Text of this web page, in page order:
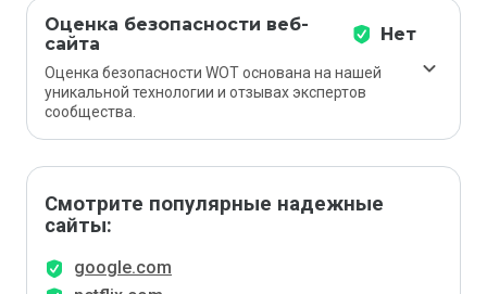
Оценка безопасности веб-
сайта
Нет
Оценка безопасности WOT основана на нашей
уникальной технологии и отзывах экспертов
сообщества.
Смотрите популярные надежные
сайты:
google.com